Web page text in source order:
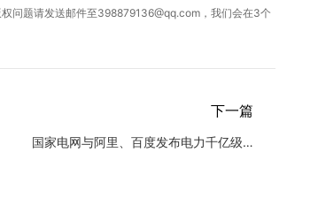
问题请发送邮件至398879136@qq.com，我们会在3个
下一篇
国家电网与阿里、百度发布电力千亿级大模型“光明电力大模型”